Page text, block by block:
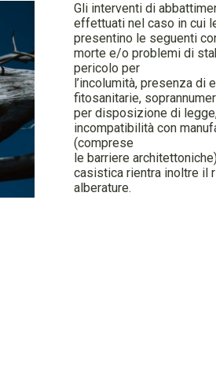
Gli interventi di
effettuati nel caso in cui
presentino le seguenti
morte e/o problemi di
pericolo per
l’incolumità, presenza di
fitosanitarie,
per disposizione di
incompatibilità con
(comprese
le barriere
casistica rientra inoltre il
alberature.